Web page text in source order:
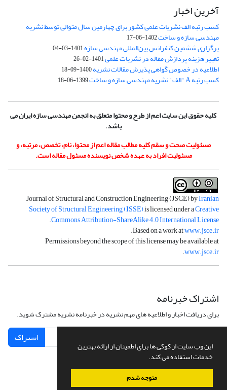
این وب سایت از کوکی ها برای اطمینان از ارائه بهترین
خدمات استفاده می کند.
متوجه شدم
آخرین اخبار
کسب رتبه الف نشریات علمی کشور برای چهارمین سال متوالی توسط نشریه
مهندسی سازه و ساخت1402-06-17
برگزاری ششمین کنفرانس بین‌المللی مهندسی سازه1401-03-04
تغییر هزینه پردازش مقاله در نشریات علمی1401-02-26
اطلاعیه در خصوص گواهی پذیرش مقالات نشریه1400-09-18
کسب رتبه A "الف" نشریه مهندسی سازه و ساخت 1399-06-18
کلیه حقوق این سایت اعم از طرح و محتوا متعلق به انجمن مهندسی سازه ایران می
باشد.
مسئولیت صحت و سقم کلیه مطالب مقاله اعم از محتوا، نام، تخصص، مرتبه، و
مسئولیت افراد به عهده شخص نویسنده مسئول مقاله است.
Journal of Structural and Construction Engineering (JSCE) byIranian
Society of Structural Engineering (ISSE)is licensed under aCreative
Commons Attribution-ShareAlike 4.0 International License
.
Based on a work atwww.jsce.ir
.
Permissions beyond the scope of this license may be available at
www.jsce.ir
.
اشتراک خبرنامه
برای دریافت اخبار و اطلاعیه های مهم نشریه در خبرنامه نشریه مشترک شوید.
اشتراک
سامانه مدیریت نشریات علمی.طراحی و پیاده سازی ازسیناوب